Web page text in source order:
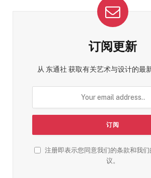
订阅更新
从 东通社 获取有关艺术与设计的最
注册即表示您同意我们的条款和我们
议。